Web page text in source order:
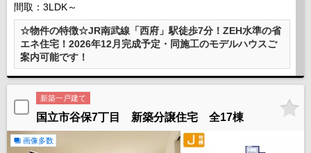
間取：3LDK～
☆物件の特徴☆JR南武線「西府」駅徒歩7分！ZEH水準の省
エネ住宅！2026年12月完成予定・同施工のモデルハウスご
案内可能です！
新築一戸建て
国立市谷保7丁目 新築分譲住宅 全17棟
画像多数